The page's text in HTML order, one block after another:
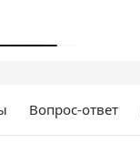
Вопрос-ответ